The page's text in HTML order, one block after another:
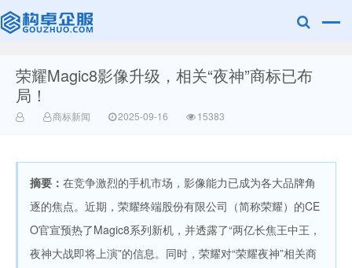
赣州乐融知识
产权有限公司
荣耀Magic8影像升级，相关“夜神”商标已布
局！
商标新闻 2025-09-16 15383
摘要： 在竞争激烈的手机市场，影像能力已成为各大品牌角
逐的焦点。近期，荣耀终端股份有限公司（简称荣耀）的CE
O官宣预热了Magic8系列新机，并透露了“两亿长焦王中王，
夜神大战即将上演”的信息。同时，荣耀对“荣耀夜神”相关商